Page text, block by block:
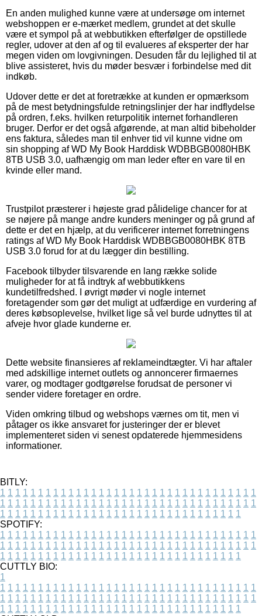
En anden mulighed kunne være at undersøge om internet
webshoppen er e-mærket medlem, grundet at det skulle
være et sympol på at webbutikken efterfølger de opstillede
regler, udover at den af og til evalueres af eksperter der har
megen viden om lovgivningen. Desuden får du lejlighed til at
blive assisteret, hvis du møder besvær i forbindelse med dit
indkøb.
Udover dette er det at foretrække at kunden er opmærksom
på de mest betydningsfulde retningslinjer der har indflydelse
på ordren, f.eks. hvilken returpolitik internet forhandleren
bruger. Derfor er det også afgørende, at man altid bibeholder
ens faktura, således man til enhver tid vil kunne vidne om
sin shopping af WD My Book Harddisk WDBBGB0080HBK
8TB USB 3.0, uafhængig om man leder efter en vare til en
kvinde eller mand.
Trustpilot præsterer i højeste grad pålidelige chancer for at
se nøjere på mange andre kunders meninger og på grund af
dette er det en hjælp, at du verificerer internet forretningens
ratings af WD My Book Harddisk WDBBGB0080HBK 8TB
USB 3.0 forud for at du lægger din bestilling.
Facebook tilbyder tilsvarende en lang række solide
muligheder for at få indtryk af webbutikkens
kundetilfredshed. I øvrigt møder vi nogle internet
foretagender som gør det muligt at udfærdige en vurdering af
deres købsoplevelse, hvilket lige så vel burde udnyttes til at
afveje hvor glade kunderne er.
Dette website finansieres af reklameindtægter. Vi har aftaler
med adskillige internet outlets og annoncerer firmaernes
varer, og modtager godtgørelse forudsat de personer vi
sender videre foretager en ordre.
Viden omkring tilbud og webshops værnes om tit, men vi
påtager os ikke ansvaret for justeringer der er blevet
implementeret siden vi senest opdaterede hjemmesidens
informationer.
BITLY:
1 1 1 1 1 1 1 1 1 1 1 1 1 1 1 1 1 1 1 1 1 1 1 1 1 1 1 1 1 1 1 1 1 1
1 1 1 1 1 1 1 1 1 1 1 1 1 1 1 1 1 1 1 1 1 1 1 1 1 1 1 1 1 1 1 1 1 1
1 1 1 1 1 1 1 1 1 1 1 1 1 1 1 1 1 1 1 1 1 1 1 1 1 1 1 1 1 1 1 1
SPOTIFY:
1 1 1 1 1 1 1 1 1 1 1 1 1 1 1 1 1 1 1 1 1 1 1 1 1 1 1 1 1 1 1 1 1 1
1 1 1 1 1 1 1 1 1 1 1 1 1 1 1 1 1 1 1 1 1 1 1 1 1 1 1 1 1 1 1 1 1 1
1 1 1 1 1 1 1 1 1 1 1 1 1 1 1 1 1 1 1 1 1 1 1 1 1 1 1 1 1 1 1 1
CUTTLY BIO:
1
1 1 1 1 1 1 1 1 1 1 1 1 1 1 1 1 1 1 1 1 1 1 1 1 1 1 1 1 1 1 1 1 1 1
1 1 1 1 1 1 1 1 1 1 1 1 1 1 1 1 1 1 1 1 1 1 1 1 1 1 1 1 1 1 1 1 1 1
1 1 1 1 1 1 1 1 1 1 1 1 1 1 1 1 1 1 1 1 1 1 1 1 1 1 1 1 1 1 1 1